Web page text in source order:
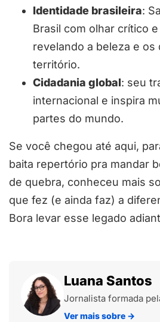
Identidade brasileira:
Brasil com olhar crítico
revelando a beleza e
território.
Cidadania global: seu
internacional e inspira
partes do mundo.
Se você chegou até aqui,
baita repertório pra mandar
de quebra, conheceu mais
que fez (e ainda faz) a
Bora levar esse legado
Luana Santos
Jornalista formada
Ver mais sobre →